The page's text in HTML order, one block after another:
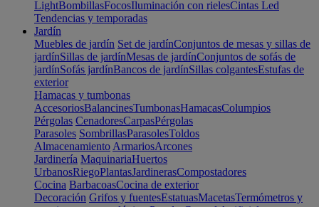
LightBombillasFocosIluminación con rielesCintas Led
Tendencias y temporadas
Jardín
Muebles de jardín Set de jardínConjuntos de mesas y sillas de
jardínSillas de jardínMesas de jardínConjuntos de sofás de
jardínSofás jardínBancos de jardínSillas colgantesEstufas de
exterior
Hamacas y tumbonas
AccesoriosBalancinesTumbonasHamacasColumpios
Pérgolas CenadoresCarpasPérgolas
Parasoles SombrillasParasolesToldos
Almacenamiento ArmariosArcones
Jardinería MaquinariaHuertos
UrbanosRiegoPlantasJardinerasCompostadores
Cocina BarbacoasCocina de exterior
Decoración Grifos y fuentesEstatuasMacetasTermómetros y